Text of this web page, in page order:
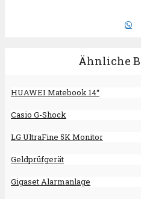
Ähnliche
HUAWEI Matebook 14“
Casio G-Shock
LG UltraFine 5K Monitor
Geldprüfgerät
Gigaset Alarmanlage